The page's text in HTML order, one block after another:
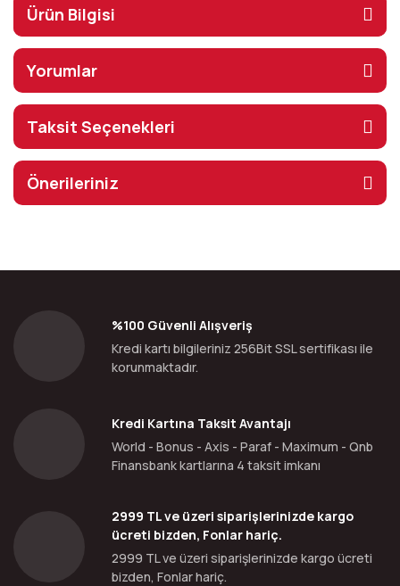
Ürün Bilgisi
Yorumlar
Taksit Seçenekleri
Önerileriniz
%100 Güvenli Alışveriş
Kredi kartı bilgileriniz 256Bit SSL sertifikası ile
korunmaktadır.
Kredi Kartına Taksit Avantajı
World - Bonus - Axis - Paraf - Maximum - Qnb
Finansbank kartlarına 4 taksit imkanı
2999 TL ve üzeri siparişlerinizde kargo
ücreti bizden, Fonlar hariç.
2999 TL ve üzeri siparişlerinizde kargo ücreti
bizden, Fonlar hariç.